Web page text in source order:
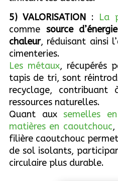
5) VALORISATION : La
comme source
chaleur, réduisant ainsi
cimenteries.
Les métaux, récupérés
tapis de tri, sont
recyclage,
ressources naturelles.
Quant auxsemelles
matières en caoutchouc
filière caoutchouc
de sol isolants,
circulaire plus durable.